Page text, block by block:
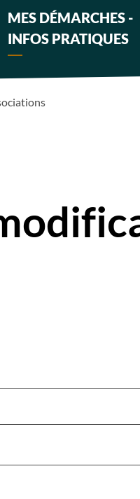
MES DÉMARCHES -
INFOS PRATIQUES